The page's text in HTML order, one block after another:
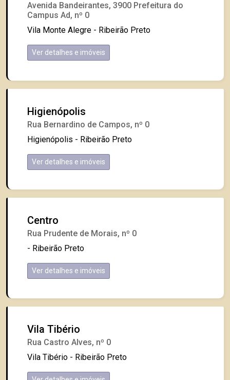
Avenida Bandeirantes, 3900 Prefeitura do
Campus Ad, nº 0
Vila Monte Alegre - Ribeirão Preto
Ver detalhes e imóveis
Higienópolis
Rua Bernardino de Campos, nº 0
Higienópolis - Ribeirão Preto
Ver detalhes e imóveis
Centro
Rua Prudente de Morais, nº 0
- Ribeirão Preto
Ver detalhes e imóveis
Vila Tibério
Rua Castro Alves, nº 0
Vila Tibério - Ribeirão Preto